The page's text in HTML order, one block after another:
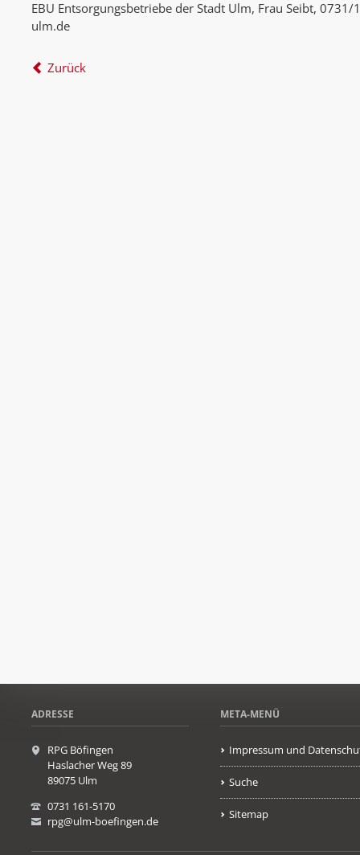
EBU Entsorgungsbetriebe der Stadt Ulm, Frau Seibt,
ulm.de
Zurück
ADRESSE
RPG Böfingen
Haslacher Weg 89
89075 Ulm
0731 161-5170
rpg@ulm-boefingen.de
META-MENÜ
Impressum und
Suche
Sitemap